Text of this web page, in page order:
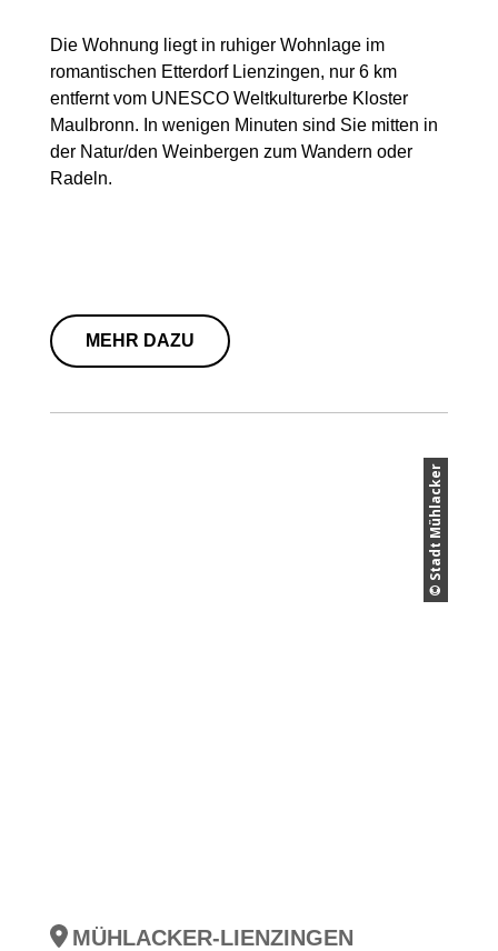
Die Wohnung liegt in ruhiger Wohnlage im
romantischen Etterdorf Lienzingen, nur 6 km
entfernt vom UNESCO Weltkulturerbe Kloster
Maulbronn. In wenigen Minuten sind Sie mitten in
der Natur/den Weinbergen zum Wandern oder
Radeln.
MEHR DAZU
© Stadt Mühlacker
MÜHLACKER-LIENZINGEN